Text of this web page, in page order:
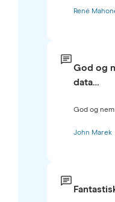
René
God og
data…
God og
John Marek